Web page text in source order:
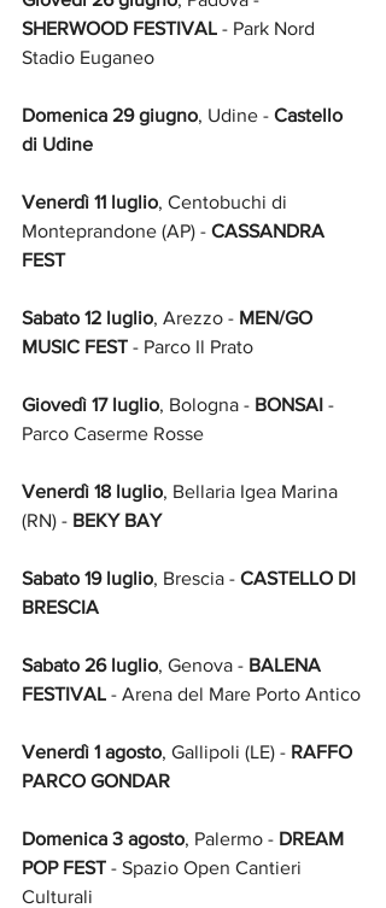
SHERWOOD FESTIVAL - Park Nord
Stadio Euganeo
Domenica 29 giugno, Udine - Castello
di Udine
Venerdì 11 luglio, Centobuchi di
Monteprandone (AP) - CASSANDRA
FEST
Sabato 12 luglio, Arezzo - MEN/GO
MUSIC FEST - Parco Il Prato
Giovedì 17 luglio, Bologna - BONSAI -
Parco Caserme Rosse
Venerdì 18 luglio, Bellaria Igea Marina
(RN) - BEKY BAY
Sabato 19 luglio, Brescia - CASTELLO DI
BRESCIA
Sabato 26 luglio, Genova - BALENA
FESTIVAL - Arena del Mare Porto Antico
Venerdì 1 agosto, Gallipoli (LE) - RAFFO
PARCO GONDAR
Domenica 3 agosto, Palermo - DREAM
POP FEST - Spazio Open Cantieri
Culturali